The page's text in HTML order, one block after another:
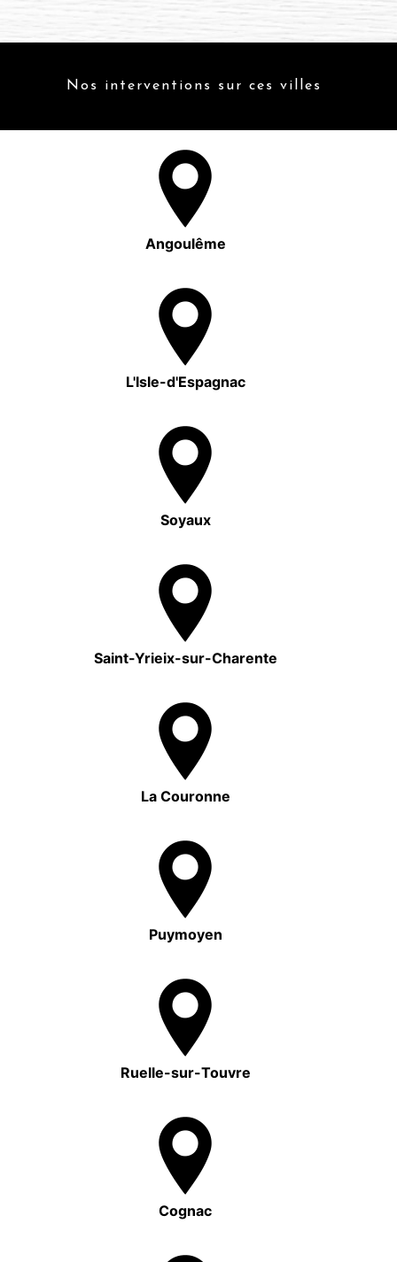
Nos interventions sur ces villes
Angoulême
L'Isle-d'Espagnac
Soyaux
Saint-Yrieix-sur-Charente
La Couronne
Puymoyen
Ruelle-sur-Touvre
Cognac